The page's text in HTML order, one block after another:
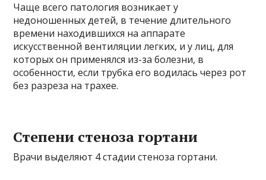
Чаще всего патология возникает у
недоношенных детей, в течение длительного
времени находившихся на аппарате
искусственной вентиляции легких, и у лиц, для
которых он применялся из-за болезни, в
особенности, если трубка его водилась через рот
без разреза на трахее.
Степени стеноза гортани
Врачи выделяют 4 стадии стеноза гортани.